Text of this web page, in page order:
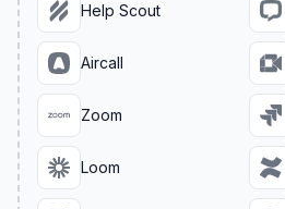
Help Scout
Aircall
Zoom
Loom